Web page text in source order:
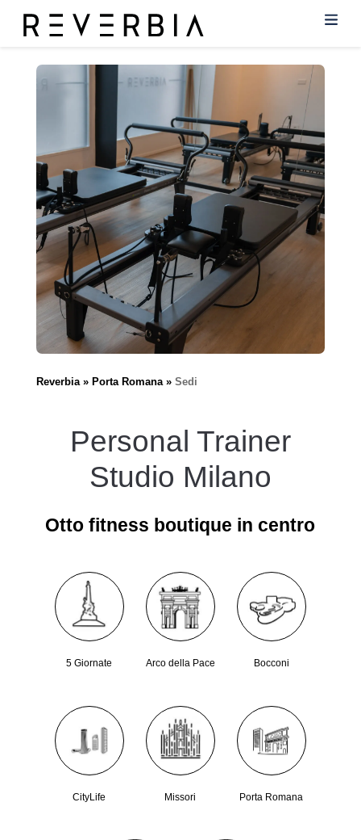
Reverbia Porta Romana Sedi
Personal Trainer
Studio Milano
Otto fitness boutique in centro
5 Giornate Arco della Pace Bocconi
CityLife Missori Porta Romana